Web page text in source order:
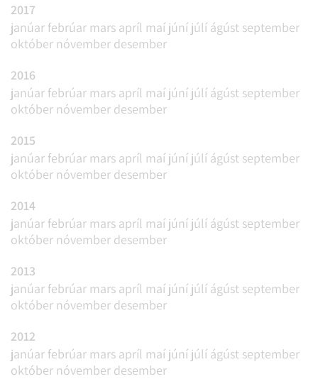
2017
janúar febrúar mars apríl maí júní júlí ágúst september
október nóvember desember
2016
janúar febrúar mars apríl maí júní júlí ágúst september
október nóvember desember
2015
janúar febrúar mars apríl maí júní júlí ágúst september
október nóvember desember
2014
janúar febrúar mars apríl maí júní júlí ágúst september
október nóvember desember
2013
janúar febrúar mars apríl maí júní júlí ágúst september
október nóvember desember
2012
janúar febrúar mars apríl maí júní júlí ágúst september
október nóvember desember